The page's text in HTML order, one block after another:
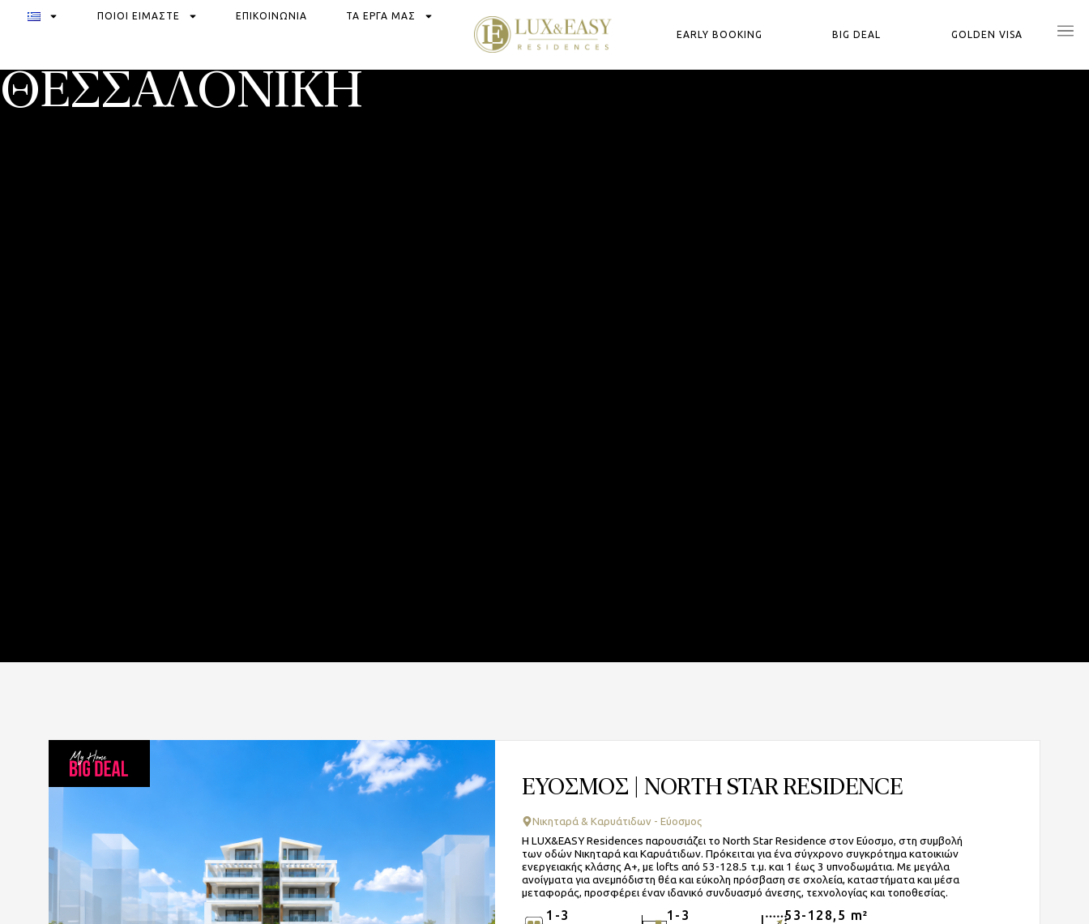
ΠΟΙΟΙ ΕΙΜΑΣΤΕ ΕΠΙΚΟΙΝΩΝΙΑ
ΤΑ ΕΡΓΑ ΜΑΣ
EARLY BOOKING
BIG DEAL GOLDEN VISA
ΘΕΣΣΑΛΟΝΙΚΗ
ΕΥΟΣΜΟΣ | NORTH STAR RESIDENCE
Νικηταρά & Καρυάτιδων - Εύοσμος
Η LUX&EASY Residences παρουσιάζει το North Star Residence στον Εύοσμο, στη συμβολή
των οδών Νικηταρά και Καρυάτιδων. Πρόκειται για ένα σύγχρονο συγκρότημα κατοικιών
ενεργειακής κλάσης Α+, με lofts από 53-128.5 τ.μ. και 1 έως 3 υπνοδωμάτια. Με μεγάλα
ανοίγματα για ανεμπόδιστη θέα και εύκολη πρόσβαση σε σχολεία, καταστήματα και μέσα
μεταφοράς, προσφέρει έναν ιδανικό συνδυασμό άνεσης, τεχνολογίας και τοποθεσίας.
1-3 1-3 53-128,5 m²